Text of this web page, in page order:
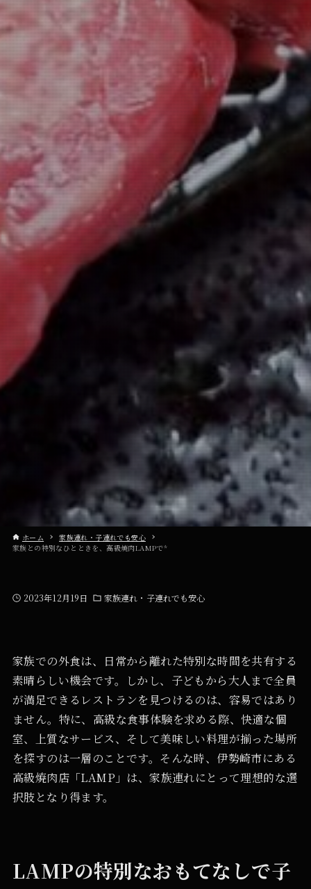
ホーム
家族連れ・子連れでも安心
家族との特別なひとときを、高級焼肉LAMPで*
2023年12月19日 家族連れ・子連れでも安心
家族での外食は、日常から離れた特別な時間を共有する
素晴らしい機会です。しかし、子どもから大人まで全員
が満足できるレストランを見つけるのは、容易ではあり
ません。特に、高級な食事体験を求める際、快適な個
室、上質なサービス、そして美味しい料理が揃った場所
を探すのは一層のことです。そんな時、伊勢崎市にある
高級焼肉店「LAMP」は、家族連れにとって理想的な選
択肢となり得ます。
LAMPの特別なおもてなしで子